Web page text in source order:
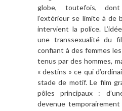
globe, toutefois, dont
l’extérieur se limite à de
intervient la police.
une transsexualité du
confiant à des femmes
tenus par des hommes,
« destins » ce qui
stade de motif. Le film
pôles principaux :
devenue